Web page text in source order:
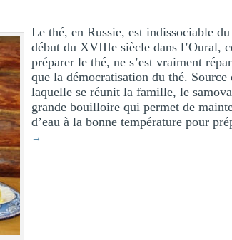
Le thé, en Russie, est indissociable
début du XVIIIe siècle dans l’Oural,
préparer le thé, ne s’est vraiment
que la démocratisation du thé. Source
laquelle se réunit la famille, le
grande bouilloire qui permet de
d’eau à la bonne température pour
→